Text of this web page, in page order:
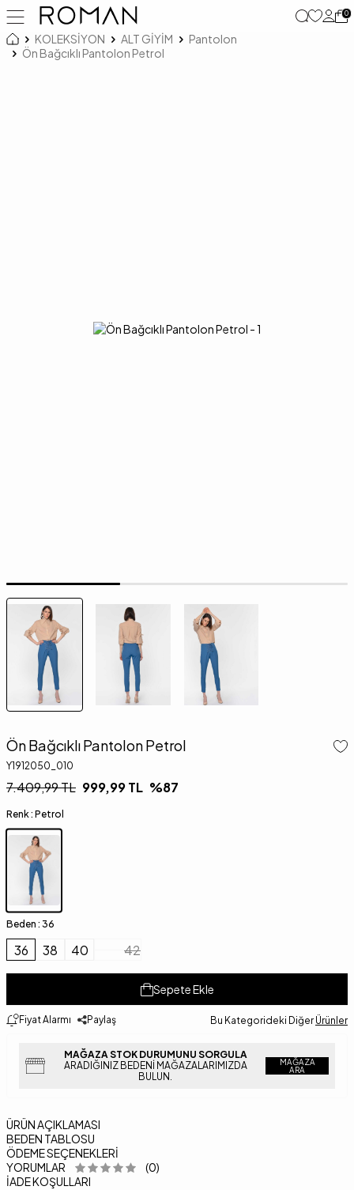
0
KOLEKSİYON ALT GİYİM
Pantolon
Ön Bağcıklı Pantolon Petrol
Ön Bağcıklı Pantolon Petrol
Y1912050_010
7.409,99TL 999,99TL %87
Renk : Petrol
Beden : 36
36 38 40 42
Sepete Ekle
Fiyat Alarmı Paylaş Bu Kategorideki Diğer Ürünler
MAĞAZA STOK DURUMUNU SORGULA
ARADIĞINIZ BEDENI MAĞAZALARIMIZDA
BULUN.
MAĞAZA
ARA
ÜRÜN AÇIKLAMASI
BEDEN TABLOSU
ÖDEME SEÇENEKLERI
YORUMLAR
(0)
İADE KOŞULLARI